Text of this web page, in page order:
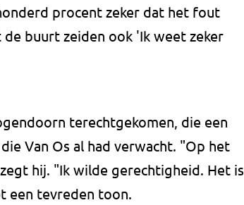
procent zeker dat het fout
buurt zeiden ook 'Ik weet zeker
terechtgekomen, die een
Van Os al had verwacht. "Op het
hij. "Ik wilde gerechtigheid. Het is
een tevreden toon.